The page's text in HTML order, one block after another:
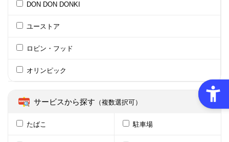
DON DON DONKI
ユーストア
ロビン・フッド
オリンピック
サービスから探す （複数選択可）
たばこ 駐車場